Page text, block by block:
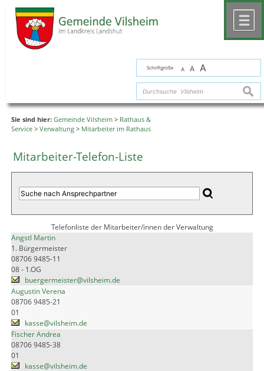
Schriftgröße A A A
Sie sind hier: Gemeinde Vilsheim > Rathaus &
Service > Verwaltung > Mitarbeiter im Rathaus
Mitarbeiter-Telefon-Liste
Telefonliste der Mitarbeiter/innen der Verwaltung
Angstl Martin
1. Bürgermeister
08706 9485-11
08 - 1.OG
buergermeister@vilsheim.de
Augustin Verena
08706 9485-21
01
kasse@vilsheim.de
Fischer Andrea
08706 9485-38
01
kasse@vilsheim.de